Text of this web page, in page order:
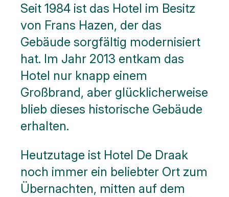
Seit 1984 ist das Hotel im Besitz
von Frans Hazen, der das
Gebäude sorgfältig modernisiert
hat. Im Jahr 2013 entkam das
Hotel nur knapp einem
Großbrand, aber glücklicherweise
blieb dieses historische Gebäude
erhalten.
Heutzutage ist Hotel De Draak
noch immer ein beliebter Ort zum
Übernachten, mitten auf dem